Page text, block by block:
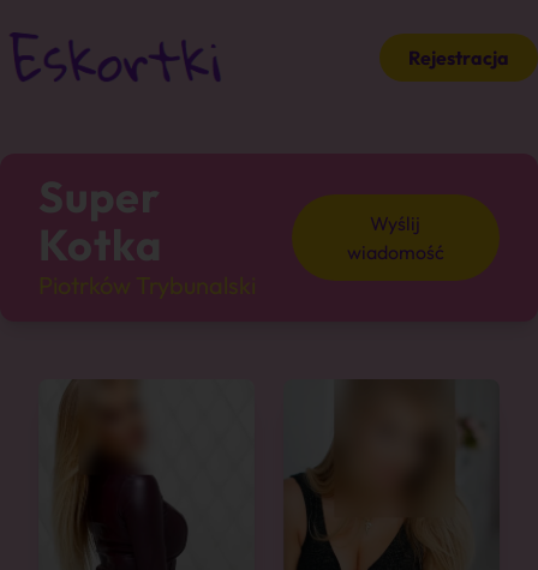
Rejestracja
Super
Kotka
Wyślij
wiadomość